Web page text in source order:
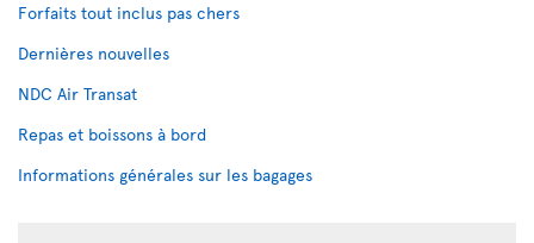
Forfaits tout inclus pas chers
Dernières nouvelles
NDC Air Transat
Repas et boissons à bord
Informations générales sur les bagages